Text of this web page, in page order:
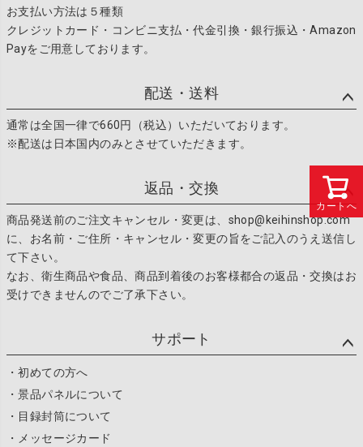
カートへ
お支払い方法は５種類
クレジットカード・コンビニ支払・代金引換・銀行振込・Amazon
Payをご用意しております。
配送・送料
通常は全国一律で660円（税込）いただいております。
※配送は日本国内のみとさせていただきます。
返品・交換
商品発送前のご注文キャンセル・変更は、shop@keihinshop.com
に、お名前・ご住所・キャンセル・変更の旨をご記入のうえ送信し
て下さい。
なお、衛生商品や食品、商品到着後のお客様都合の返品・交換はお
受けできませんのでご了承下さい。
サポート
・初めての方へ
・景品パネルについて
・目録封筒について
・メッセージカード